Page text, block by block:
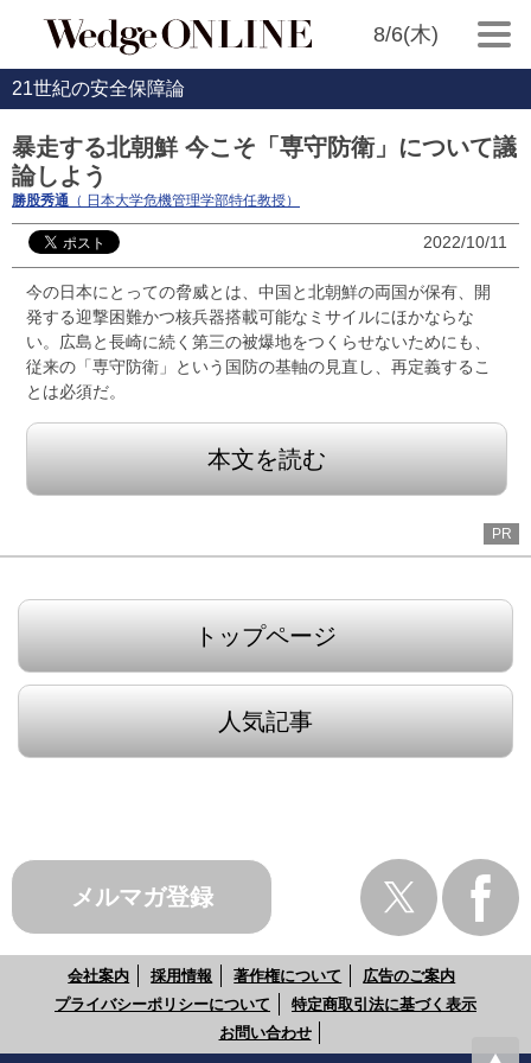
8/6(木)
21世紀の安全保障論
暴走する北朝鮮 今こそ「専守防衛」について議
論しよう
勝股秀通 （ 日本大学危機管理学部特任教授）
2022/10/11
今の日本にとっての脅威とは、中国と北朝鮮の両国が保有、開
発する迎撃困難かつ核兵器搭載可能なミサイルにほかならな
い。広島と長崎に続く第三の被爆地をつくらせないためにも、
従来の「専守防衛」という国防の基軸の見直し、再定義するこ
とは必須だ。
本文を読む
PR
トップページ
人気記事
メルマガ登録
会社案内 採用情報 著作権について
広告のご案内
プライバシーポリシーについて
特定商取引法に基づく表示
お問い合わせ